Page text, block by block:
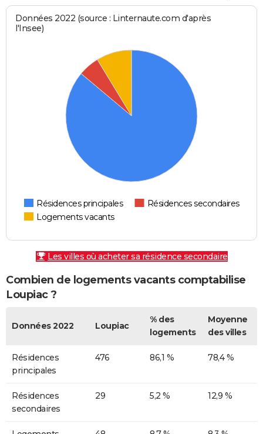
Données 2022 (source : Linternaute.com d'après
l'Insee)
Résidences principales
Résidences secondaires
Logements vacants
Les villes où acheter sa résidence secondaire
Combien de logements vacants comptabilise
Loupiac ?
Données 2022 Loupiac
% des
logements
Moyenne
des villes
Résidences
principales
476 86,1 % 78,4 %
Résidences
secondaires
29 5,2 % 12,9 %